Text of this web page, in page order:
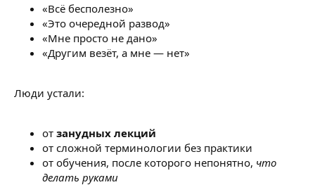
«Всё бесполезно»
«Это очередной развод»
«Мне просто не дано»
«Другим везёт, а мне — нет»
Люди устали:
от занудных лекций
от сложной терминологии без практики
от обучения, после которого непонятно, что
делать руками